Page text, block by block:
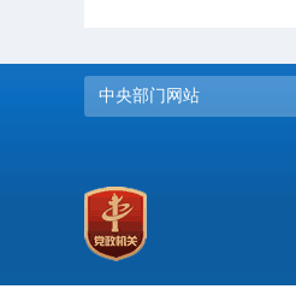
中央部门网站